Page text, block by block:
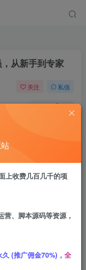
从新手到专家
关注 私信
575 20
到专家
购买，可保存购买订单
手到专家
上收费几百几千的项
、脚本源码等资源，
(推广佣金70%)， 全